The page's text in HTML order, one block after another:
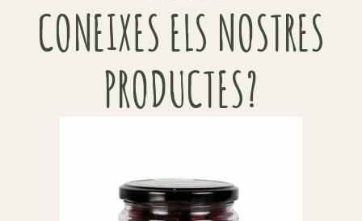
CONEIXES ELS NOSTRES
PRODUCTES?